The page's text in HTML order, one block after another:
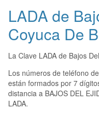
LADA de
Coyuca De
La Clave LADA de Bajos
Los números de teléfono
están formados por 7
distancia a BAJOS DEL
LADA.